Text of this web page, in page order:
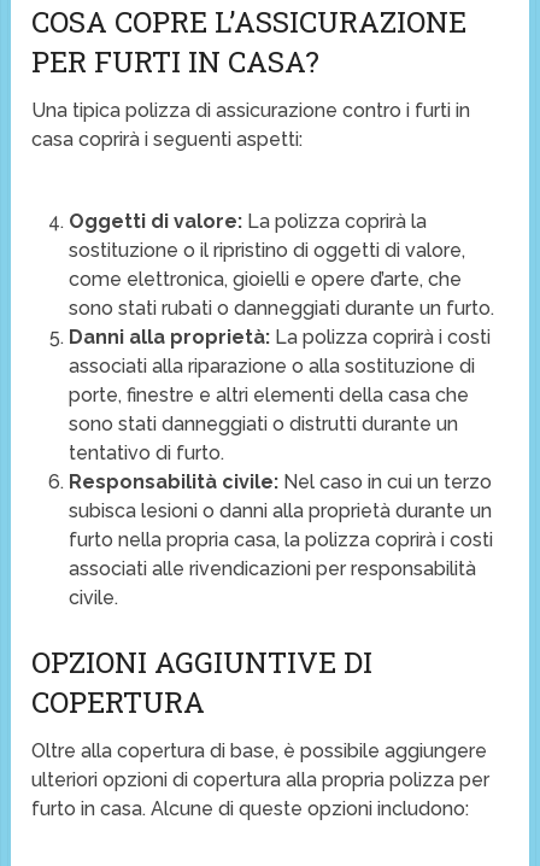
COSA COPRE L’ASSICURAZIONE
PER FURTI IN CASA?
Una tipica polizza di assicurazione contro i furti in
casa coprirà i seguenti aspetti:
Oggetti di valore:La polizza coprirà la
sostituzione o il ripristino di oggetti di valore,
come elettronica, gioielli e opere d’arte, che
sono stati rubati o danneggiati durante un furto.
Danni alla proprietà:La polizza coprirà i costi
associati alla riparazione o alla sostituzione di
porte, finestre e altri elementi della casa che
sono stati danneggiati o distrutti durante un
tentativo di furto.
Responsabilità civile:Nel caso in cui un terzo
subisca lesioni o danni alla proprietà durante un
furto nella propria casa, la polizza coprirà i costi
associati alle rivendicazioni per responsabilità
civile.
OPZIONI AGGIUNTIVE DI
COPERTURA
Oltre alla copertura di base, è possibile aggiungere
ulteriori opzioni di copertura alla propria polizza per
furto in casa. Alcune di queste opzioni includono: